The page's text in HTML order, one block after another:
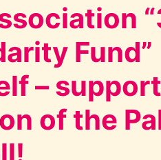
Fund”
–
of the